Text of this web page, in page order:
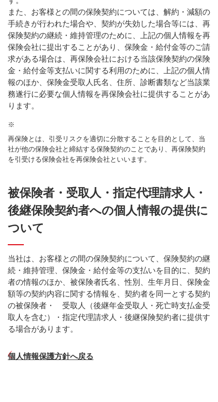
また、お客様との間の保険契約については、解約・減額の
手続きが行われた場合や、契約が失効した場合等には、再
保険契約の継続・維持管理のために、上記の個人情報を再
保険会社に提出することがあり、保険金・給付金等のご請
求がある場合は、再保険会社における当該保険契約の保険
金・給付金等支払いに関する利用のために、上記の個人情
報のほか、保険金受取人氏名、住所、診断書類など当該業
務遂行に必要な個人情報を再保険会社に提供することがあ
ります。
※
再保険とは、引受リスクを適切に分散することを目的として、当
社が他の保険会社と締結する保険契約のことであり、再保険契約
を引受ける保険会社を再保険会社といいます。
被保険者・受取人・指定代理請求人・
後継保険契約者への個人情報の提供に
ついて
当社は、お客様との間の保険契約について、保険契約の継
続・維持管理、保険金・給付金等の支払いを目的に、契約
者の情報のほか、被保険者氏名、性別、生年月日、保険金
額等の契約内容に関する情報を、契約者を同一とする契約
の被保険者・ 受取人（後継年金受取人・死亡時支払金受
取人を含む）・指定代理請求人・後継保険契約者に提供す
る場合があります。
個人情報保護方針へ戻る